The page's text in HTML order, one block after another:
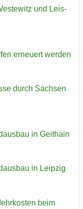
und Leis­
er­neu­ert wer­den
durch Sach­sen
in Geit­hain
in Leip­zig
beim